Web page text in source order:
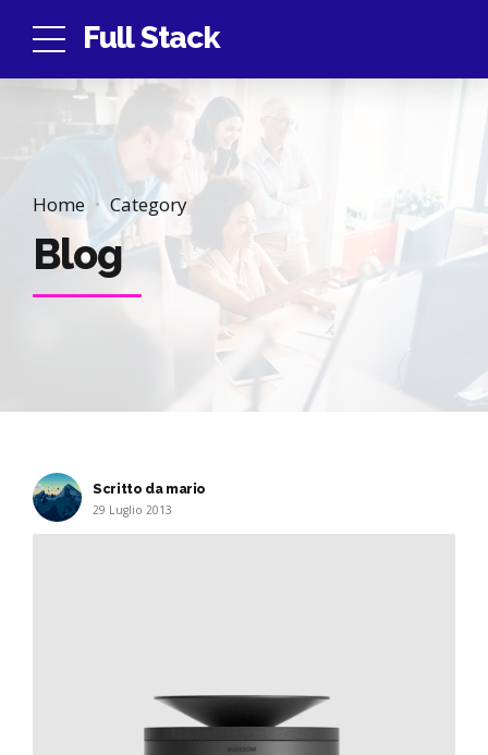
Full Stack
Home Category
Blog
Scritto da mario
29 Luglio 2013